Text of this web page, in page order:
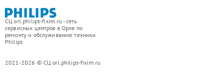
СЦ orl.philips-fixim.ru - сеть
сервисных центров в Орле по
ремонту и обслуживанию техники
Philips
2021-2026 © СЦ orl.philips-fixim.ru